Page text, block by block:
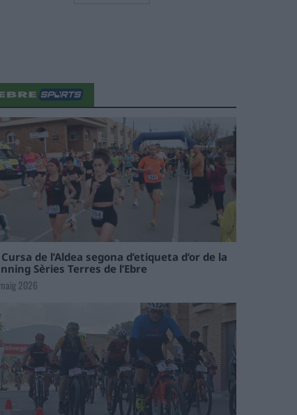
de l’Aldea segona d’etiqueta d’or de la
Sèries Terres de l’Ebre
2026